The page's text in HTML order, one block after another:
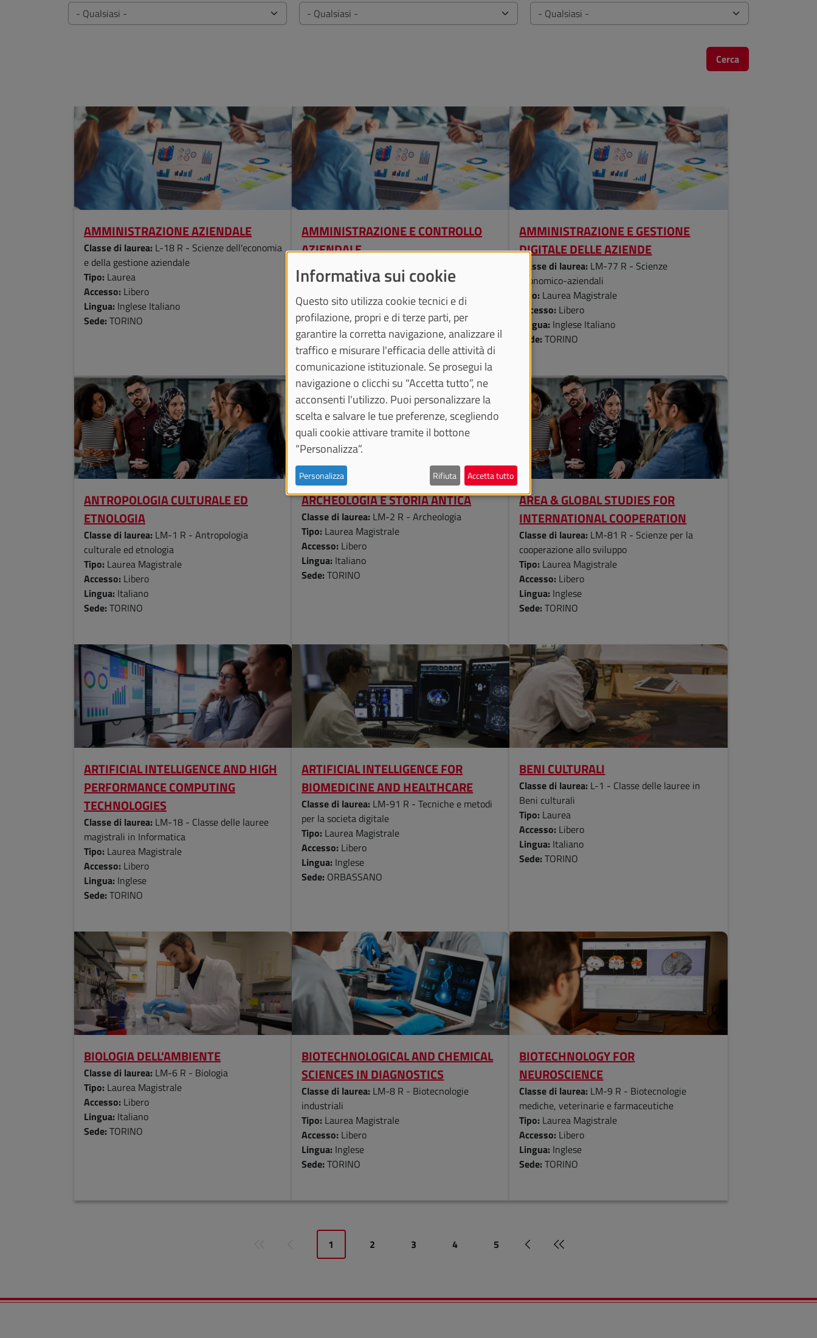
Cerca
AMMINISTRAZIONE AZIENDALE
Classe di laurea: L-18 R - Scienze dell'economia
e della gestione aziendale
Tipo: Laurea
Accesso: Libero
Lingua: Inglese Italiano
Sede: TORINO
AMMINISTRAZIONE E CONTROLLO
AZIENDALE
economico-aziendali
Tipo:
Laurea Magistrale
Accesso:Libero
Lingua:Inglese Italiano
Sede:TORINO
AMMINISTRAZIONE E GESTIONE
DIGITALE DELLE AZIENDE
Classe di laurea: LM-77 R - Scienze
economico-aziendali
Tipo: Laurea Magistrale
Accesso: Libero
Lingua: Inglese Italiano
Sede:TORINO
ANTROPOLOGIA CULTURALE ED
ETNOLOGIA
Classe di laurea: LM-1 R - Antropologia
culturale ed etnologia
Tipo: Laurea Magistrale
Accesso: Libero
Lingua: Italiano
Sede: TORINO
ARCHEOLOGIA E STORIA ANTICA
Classe di laurea: LM-2 R - Archeologia
Tipo: Laurea Magistrale
Accesso: Libero
Lingua: Italiano
Sede:TORINO
AREA & GLOBAL STUDIES FOR
INTERNATIONAL COOPERATION
Classe di laurea: LM-81 R - Scienze per la
cooperazione allo sviluppo
Tipo: Laurea Magistrale
Accesso: Libero
Lingua: Inglese
Sede:TORINO
ARTIFICIAL INTELLIGENCE AND HIGH
PERFORMANCE COMPUTING
TECHNOLOGIES
Classe di laurea: LM-18 - Classe delle lauree
magistrali in Informatica
Tipo: Laurea Magistrale
Accesso: Libero
Lingua: Inglese
Sede: TORINO
ARTIFICIAL INTELLIGENCE FOR
BIOMEDICINE AND HEALTHCARE
Classe di laurea: LM-91 R - Tecniche e metodi
per la societa digitale
Tipo: Laurea Magistrale
Accesso: Libero
Lingua: Inglese
Sede: ORBASSANO
BENI CULTURALI
Classe di laurea: L-1 - Classe delle lauree in
Beni culturali
Tipo: Laurea
Accesso: Libero
Lingua: Italiano
Sede:TORINO
BIOLOGIA DELL'AMBIENTE
Classe di laurea: LM-6 R - Biologia
Tipo: Laurea Magistrale
Accesso: Libero
Lingua: Italiano
Sede: TORINO
BIOTECHNOLOGICAL AND CHEMICAL
SCIENCES IN DIAGNOSTICS
Classe di laurea: LM-8 R - Biotecnologie
industriali
Tipo: Laurea Magistrale
Accesso: Libero
Lingua: Inglese
Sede:TORINO
BIOTECHNOLOGY FOR
NEUROSCIENCE
Classe di laurea: LM-9 R - Biotecnologie
mediche, veterinarie e farmaceutiche
Tipo: Laurea Magistrale
Accesso: Libero
Lingua: Inglese
Sede:TORINO
1 2 3 4 5 Pagina successiva
Ultima pagina
Informativa sui cookie
Questo sito utilizza cookie tecnici e di
profilazione, propri e di terze parti, per
garantire la corretta navigazione, analizzare il
traffico e misurare l'efficacia delle attività di
comunicazione istituzionale. Se prosegui la
navigazione o clicchi su "Accetta tutto”, ne
acconsenti l'utilizzo. Puoi personalizzare la
scelta e salvare le tue preferenze, scegliendo
quali cookie attivare tramite il bottone
“Personalizza”.
Personalizza Rifiuta Accetta tutto